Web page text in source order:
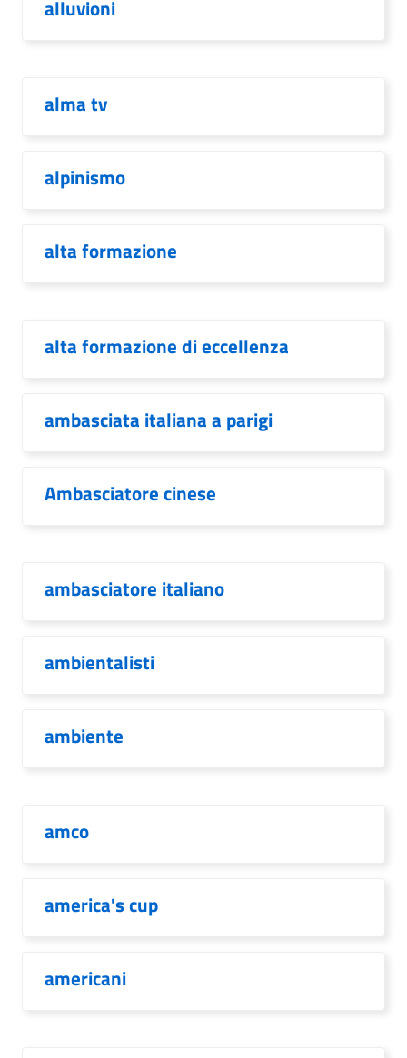
alluvioni
alma tv
alpinismo
alta formazione
alta formazione di eccellenza
ambasciata italiana a parigi
Ambasciatore cinese
ambasciatore italiano
ambientalisti
ambiente
amco
america's cup
americani